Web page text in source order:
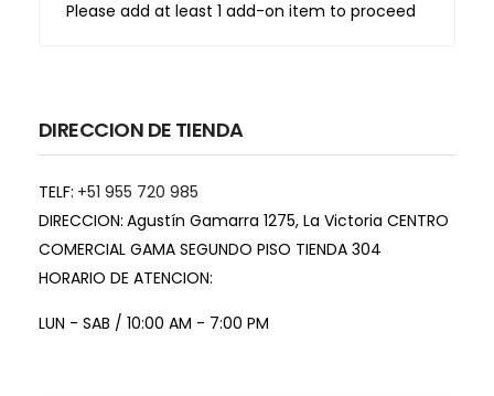
Please add at least 1 add-on item to proceed
DIRECCION DE TIENDA
TELF: +51 955 720 985
DIRECCION: Agustín Gamarra 1275, La Victoria CENTRO
COMERCIAL GAMA SEGUNDO PISO TIENDA 304
HORARIO DE ATENCION:
LUN - SAB / 10:00 AM - 7:00 PM